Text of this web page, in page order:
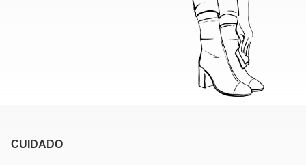
CUIDADO